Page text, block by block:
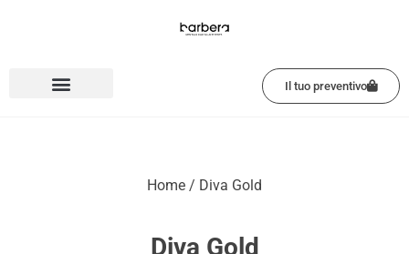
Il tuo preventivo
Home / Diva Gold
Diva Gold